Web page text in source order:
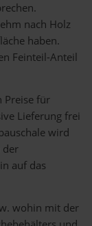
nach Holz
haben.
Feinteil-Anteil
Preise für
Lieferung frei
wird
der
auf das
wohin mit der